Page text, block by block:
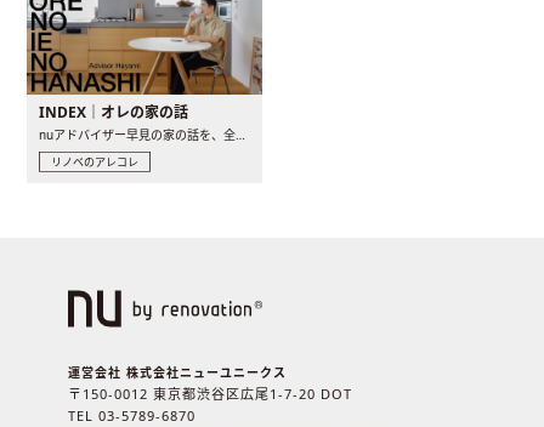
INDEX｜オレの家の話
nuアドバイザー早見の家の話を、全4話でお届け。リノベーションを..
リノベのアレコレ
運営会社 株式会社ニューユニークス
〒150-0012 東京都渋谷区広尾1-7-20 DOT
TEL 03-5789-6870